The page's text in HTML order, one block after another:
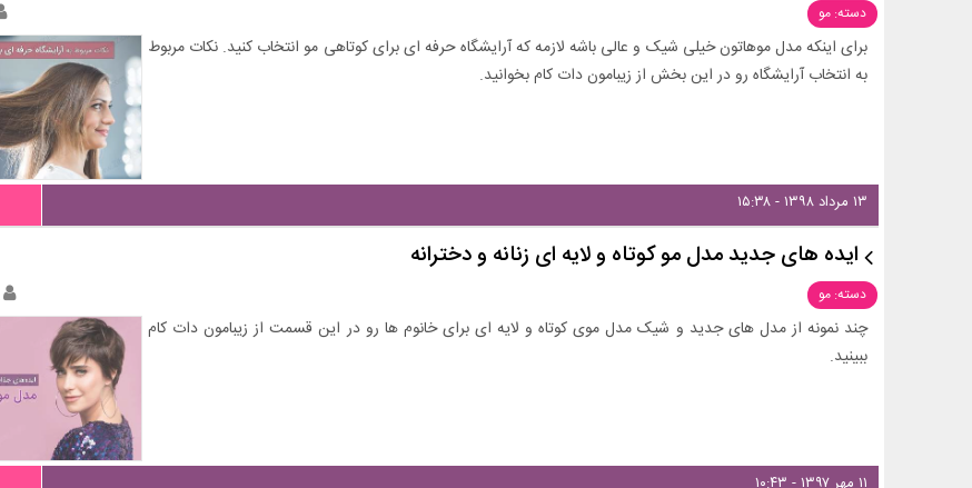
دسته: مو
برای اینکه مدل موهاتون خیلی شیک و عالی باشه لازمه که آرایشگاه حرفه ای برای کوتاهی مو انتخاب کنید. نکات مربوط
به انتخاب آرایشگاه رو در این بخش از زیبامون دات کام بخوانید.
۱۳ مرداد ۱۳۹۸ - ۱۵:۳۸
ایده های جدید مدل مو کوتاه و لایه ای زنانه و دخترانه
دسته: مو
چند نمونه از مدل های جدید و شیک مدل موی کوتاه و لایه ای برای خانوم ها رو در این قسمت از زیبامون دات کام
ببینید.